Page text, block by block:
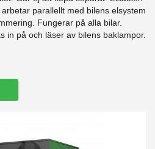
parallellt med bilens elsystem
Fungerar på alla bilar.
in på och läser av bilens baklampor.